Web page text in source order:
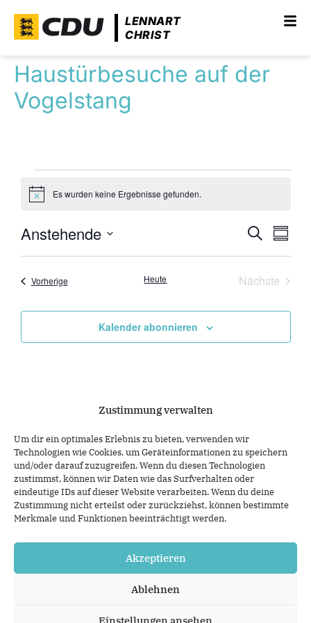
Zustimmung verwalten
Um dir ein optimales Erlebnis zu bieten, verwenden wir
Technologien wie Cookies, um Geräteinformationen zu speichern
und/oder darauf zuzugreifen. Wenn du diesen Technologien
zustimmst, können wir Daten wie das Surfverhalten oder
eindeutige IDs auf dieser Website verarbeiten. Wenn du deine
Zustimmung nicht erteilst oder zurückziehst, können bestimmte
Merkmale und Funktionen beeinträchtigt werden.
Akzeptieren
Ablehnen
Einstellungen ansehen
LENNART
CHRIST
Haustürbesuche auf der
Vogelstang
HinweisEs wurden keine Ergebnisse gefunden.
Suche
und
Suche
Anstehende
auswählen.
VorherigeVeranstaltungen Heute Nächste
Kalender abonnieren